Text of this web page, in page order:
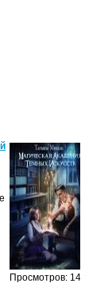
Просмотров: 1461